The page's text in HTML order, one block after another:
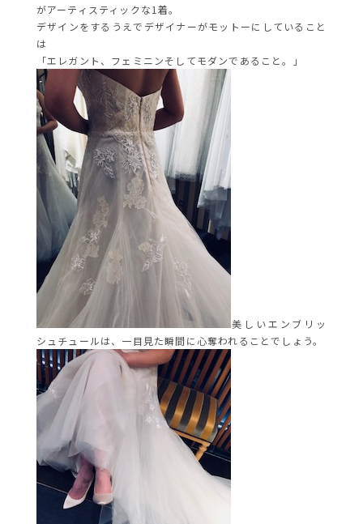
がアーティスティックな1着。
デザインをするうえでデザイナーがモットーにしていること
は
「エレガント、フェミニンそしてモダンであること。」
美しいエンブリッ
シュチュールは、一目見た瞬間に心奪われることでしょう。